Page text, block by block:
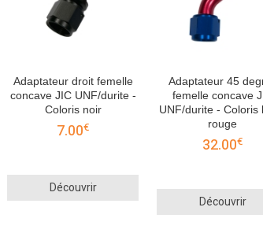
Adaptateur droit femelle
concave JIC UNF/durite -
Coloris noir
7.00€
Découvrir
Adaptateur 45
femelle concave
UNF/durite - Coloris
rouge
32.00€
Découvrir